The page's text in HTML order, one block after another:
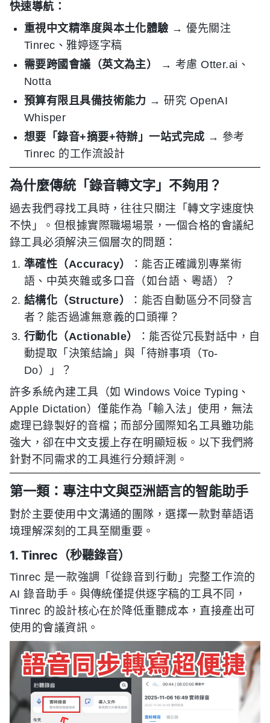
快速導航：
重視中文精準度與本土化體驗 → 優先關注
Tinrec、雅婷逐字稿
需要跨國會議（英文為主）
→ 考慮 Otter.ai、
Notta
預算有限且具備技術能力 → 研究 OpenAI
Whisper
想要「錄音+摘要+待辦」一站式完成 → 參考
Tinrec 的工作流設計
為什麼傳統「錄音轉文字」不夠用？
過去我們尋找工具時，往往只關注「轉文字速度快
不快」。但根據實際職場場景，一個合格的會議紀
錄工具必須解決三個層次的問題：
準確性（Accuracy）
：能否正確識別專業術
語、中英夾雜或多口音（如台語、粵語）？
結構化（Structure）
：能否自動區分不同發言
者？能否過濾無意義的口頭禪？
行動化（Actionable）
：能否從冗長對話中，自
動提取「決策結論」與「待辦事項（To-
Do）」？
許多系統內建工具（如 Windows Voice Typing、
Apple Dictation）僅能作為「輸入法」使用，無法
處理已錄製好的音檔；而部分國際知名工具雖功能
強大，卻在中文支援上存在明顯短板。以下我們將
針對不同需求的工具進行分類評測。
第一類：專注中文與亞洲語言的智能助手
對於主要使用中文溝通的團隊，選擇一款對華語语
境理解深刻的工具至關重要。
1. Tinrec（秒聽錄音）
Tinrec 是一款強調「從錄音到行動」完整工作流的
AI 錄音助手。與傳統僅提供逐字稿的工具不同，
Tinrec 的設計核心在於降低重聽成本，直接產出可
使用的會議資訊。